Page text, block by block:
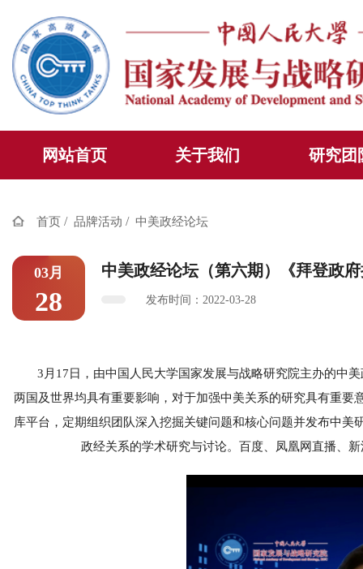
网站首页 关于我们 研究团
首页 / 品牌活动 / 中美政经论坛
03月
28
中美政经论坛（第六期）《拜登政
发布时间：2022-03-28
3月17日，由中国人民大学国家发展与战略研究院主办的中
两国及世界均具有重要影响，对于加强中美关系的研究具有重
库平台，定期组织团队深入挖掘关键问题和核心问题并发布中
政经关系的学术研究与讨论。百度、凤凰网直播、